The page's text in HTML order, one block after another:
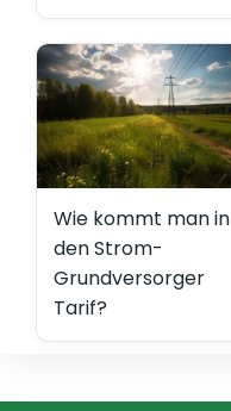
Wie kommt man in
den Strom-
Grundversorger
Tarif?